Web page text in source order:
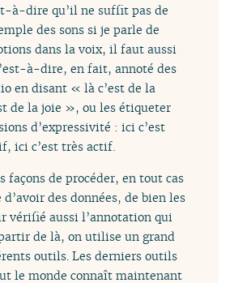
à-dire qu’il ne suffit pas de
des sons si je parle de
dans la voix, il faut aussi
à-dire, en fait, annoté des
en disant « là c’est de la
de la joie », ou les étiqueter
d’expressivité : ici c’est
ici c’est très actif.
façons de procéder, en tout cas
des données, de bien les
vérifié aussi l’annotation qui
de là, on utilise un grand
outils. Les derniers outils
le monde connaît maintenant